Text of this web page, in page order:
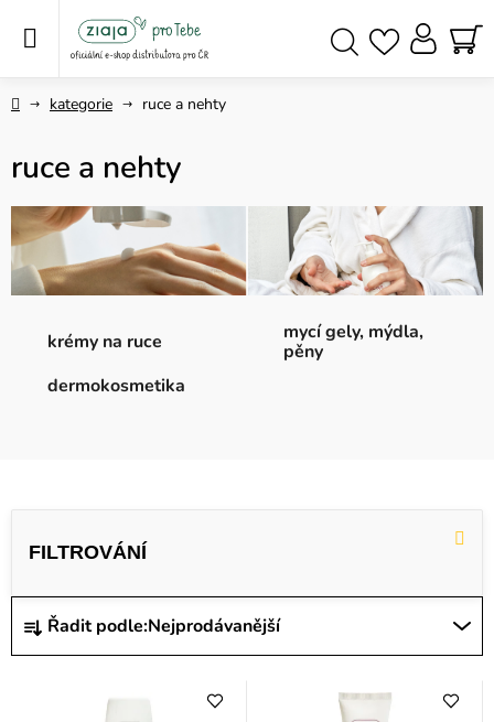
Domůkategorie ruce a nehty
ruce a nehty
krémy na ruce
mycí gely, mýdla,
pěny
dermokosmetika
Ř
a
Řadit podle:Nejprodávanější
V
s